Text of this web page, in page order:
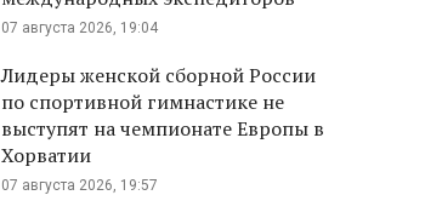
07 августа 2026, 19:04
Лидеры женской сборной России
по спортивной гимнастике не
выступят на чемпионате Европы в
Хорватии
07 августа 2026, 19:57